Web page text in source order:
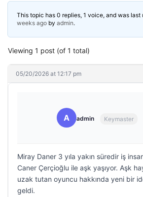
This topic has 0 replies, 1 voice, and was last
weeks ago by admin.
Viewing 1 post (of 1 total)
05/20/2026 at 12:17 pm
A admin Keymaster
Miray Daner 3 yıla yakın süredir iş
Caner Çerçioğlu ile aşk yaşıyor. Aşk
uzak tutan oyuncu hakkında yeni bir
geldi.